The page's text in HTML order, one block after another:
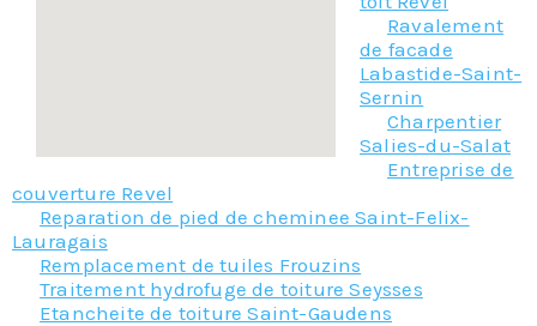
Ravalement
de facade
Labastide-Saint-
Sernin
Charpentier
Salies-du-Salat
Entreprise de
couverture Revel
Reparation de pied de cheminee Saint-Felix-
Lauragais
Remplacement de tuiles Frouzins
Traitement hydrofuge de toiture Seysses
Etancheite de toiture Saint-Gaudens